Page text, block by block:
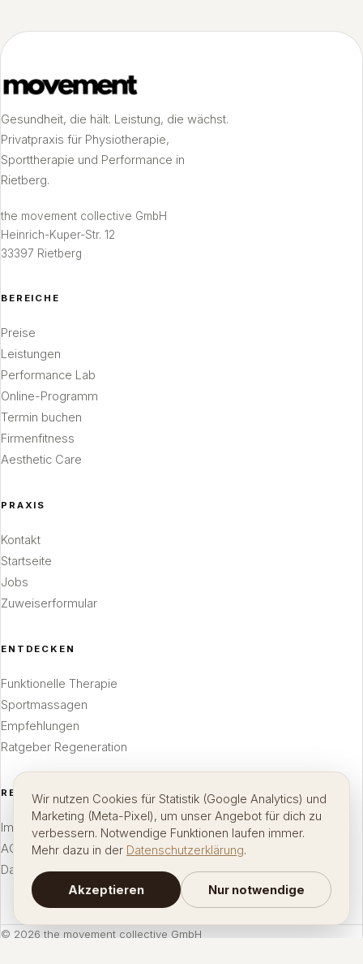
Gesundheit, die hält. Leistung, die wächst.
Privatpraxis für Physiotherapie,
Sporttherapie und Performance in
Rietberg.
the movement collective GmbH
Heinrich-Kuper-Str. 12
33397 Rietberg
BEREICHE
Preise
Leistungen
Performance Lab
Online-Programm
Termin buchen
Firmenfitness
Aesthetic Care
PRAXIS
Kontakt
Startseite
Jobs
Zuweiserformular
ENTDECKEN
Funktionelle Therapie
Sportmassagen
Empfehlungen
Ratgeber Regeneration
RECHTLICHES
Impressum
AGB
Datenschutz
© 2026 the movement collective GmbH
Wir nutzen Cookies für Statistik (Google Analytics) und
Marketing (Meta-Pixel), um unser Angebot für dich zu
verbessern. Notwendige Funktionen laufen immer.
Mehr dazu in der Datenschutzerklärung.
Akzeptieren Nur notwendige